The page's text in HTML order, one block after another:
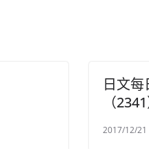
日文每
（2341
2017/12/21